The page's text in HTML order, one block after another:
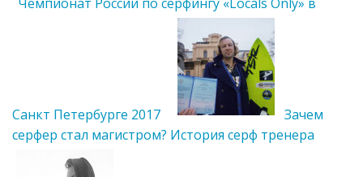
Санкт Петербурге 2017
Зачем
серфер стал магистром? История серф тренера